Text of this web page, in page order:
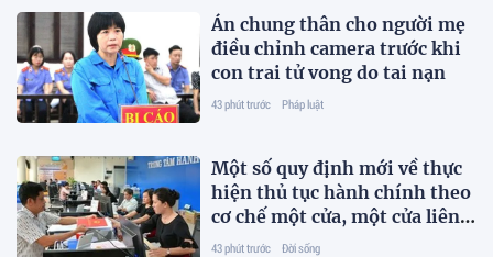
Án chung thân cho người mẹ
điều chỉnh camera trước khi
con trai tử vong do tai nạn
43 phút trước Pháp luật
Một số quy định mới về thực
hiện thủ tục hành chính theo
cơ chế một cửa, một cửa liên
thông
43 phút trước Đời sống